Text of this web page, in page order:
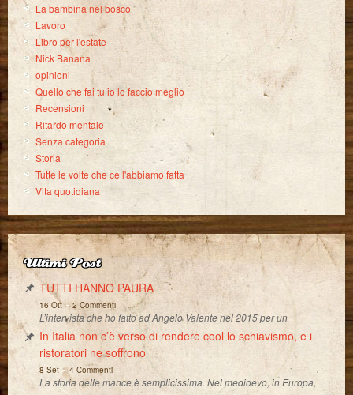
La bambina nel bosco
Lavoro
Libro per l'estate
Nick Banana
opinioni
Quello che fai tu io lo faccio meglio
Recensioni
Ritardo mentale
Senza categoria
Storia
Tutte le volte che ce l'abbiamo fatta
Vita quotidiana
Ultimi Post
TUTTI HANNO PAURA
16 Ott-2 Commenti
L’intervista che ho fatto ad Angelo Valente nel 2015 per un
In Italia non c’è verso di rendere cool lo schiavismo, e i
ristoratori ne soffrono
8 Set-4 Commenti
La storia delle mance è semplicissima. Nel medioevo, in Europa,